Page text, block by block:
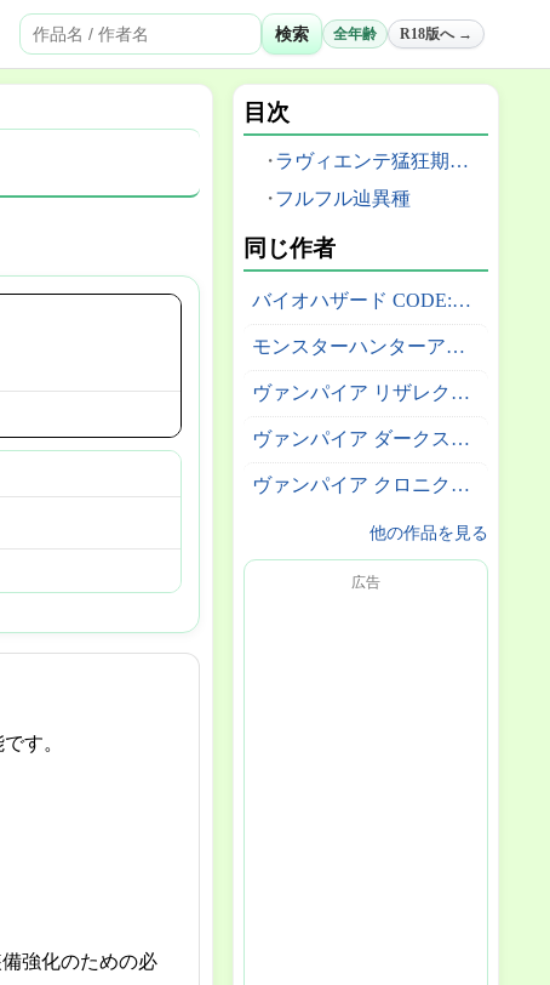
検索 全年齢 R18版へ →
す。
強化のための必
目次
ラヴィエンテ猛狂期(G級)
フルフル辿異種
同じ作者
バイオハザード CODE:Veronica
モンスターハンターアウトランダーズ
ヴァンパイア リザレクション
ヴァンパイア ダークストーカーズコレウション
ヴァンパイア クロニクル ザ カオスタワー
他の作品を見る
広告